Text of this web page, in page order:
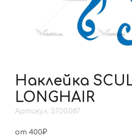
Наклейка
LONGHAIR
Артикул: 37.00.087
от 400₽